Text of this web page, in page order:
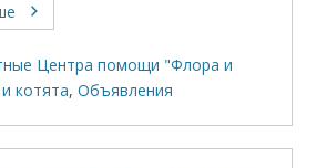
Центра помощи "Флора и
котята,Объявления